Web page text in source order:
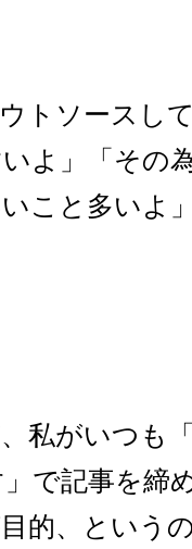
トソースし
よ」「その
こと多いよ
私がいつも
で記事を締
的、という